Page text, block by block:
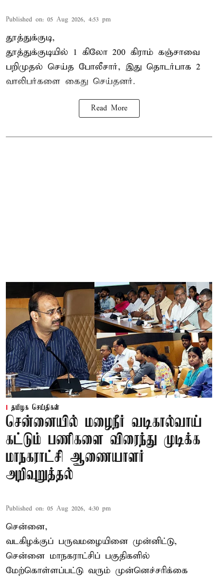
Published on: 05 Aug 2026, 4:53 pm
தூத்துக்குடி,
தூத்துக்குடியில் 1 கிலோ 200 கிராம் கஞ்சாவை
பறிமுதல் செய்த போலீசார், இது தொடர்பாக 2
வாலிபர்களை கைது செய்தனர்.
Read More
தமிழக செய்திகள்
சென்னையில் மழைநீர் வடிகால்வாய்
கட்டும் பணிகளை விரைந்து முடிக்க
மாநகராட்சி ஆணையாளர்
அறிவுறுத்தல்
Published on: 05 Aug 2026, 4:30 pm
சென்னை,
வடகிழக்குப் பருவமழையினை முன்னிட்டு,
சென்னை மாநகராட்சிப் பகுதிகளில்
மேற்கொள்ளப்பட்டு வரும் முன்னெச்சரிக்கை